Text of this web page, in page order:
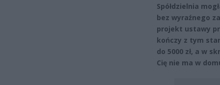
Spółdzielnia
bez wyraźnego
projekt ustawy
kończy z tym
do 5000 zł, a w
Cię nie ma w